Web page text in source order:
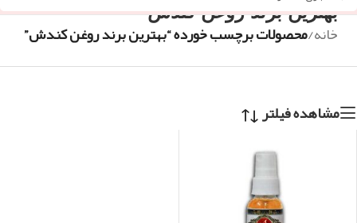
بهترین برند روغن کندش
خانه/محصولات برچسب خورده “بهترین برند روغن کندش”
مشاهده فیلتر